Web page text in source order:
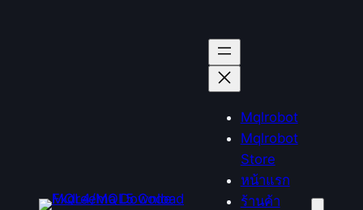
Mqlrobot
Mqlrobot
Store
หน้าแรก
ร้านค้า